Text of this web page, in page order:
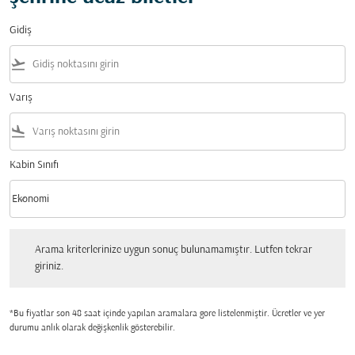
Gidiş
flight_takeoff
Varış
flight_land
Kabin Sınıfı
Kabin Sınıfı option Ekonomi Selected
Ekonomi
keyboard_arrow_down
Arama kriterlerinize uygun sonuç bulunamamıştır. Lutfen tekrar
giriniz.
*Bu fiyatlar son 48 saat içinde yapılan aramalara gore listelenmiştir. Ücretler ve yer
durumu anlık olarak değişkenlik gösterebilir.